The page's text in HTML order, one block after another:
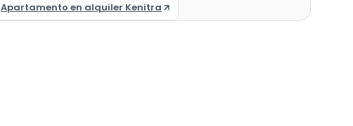
Apartamento en alquiler Kenitra